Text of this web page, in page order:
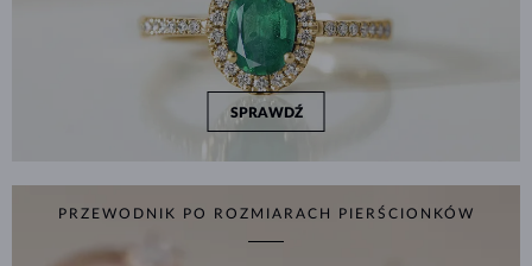
SPRAWDŹ
PRZEWODNIK PO ROZMIARACH PIERŚCIONKÓW